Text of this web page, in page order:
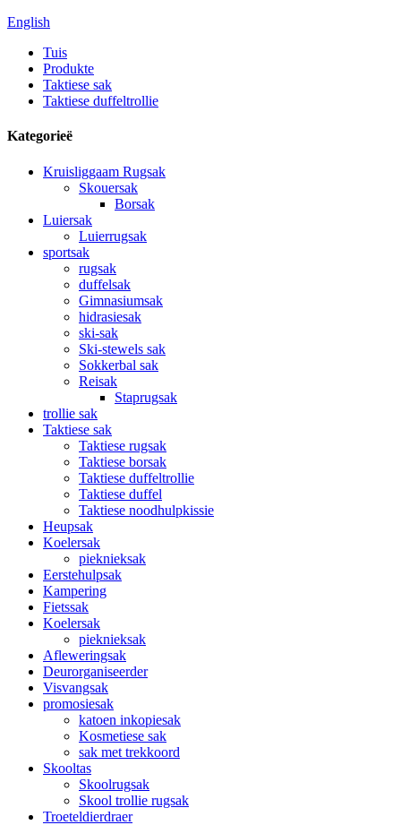
English
Tuis
Produkte
Taktiese sak
Taktiese duffeltrollie
Kategorieë
Kruisliggaam Rugsak
Skouersak
Borsak
Luiersak
Luierrugsak
sportsak
rugsak
duffelsak
Gimnasiumsak
hidrasiesak
ski-sak
Ski-stewels sak
Sokkerbal sak
Reisak
Staprugsak
trollie sak
Taktiese sak
Taktiese rugsak
Taktiese borsak
Taktiese duffeltrollie
Taktiese duffel
Taktiese noodhulpkissie
Heupsak
Koelersak
pieknieksak
Eerstehulpsak
Kampering
Fietssak
Koelersak
pieknieksak
Afleweringsak
Deurorganiseerder
Visvangsak
promosiesak
katoen inkopiesak
Kosmetiese sak
sak met trekkoord
Skooltas
Skoolrugsak
Skool trollie rugsak
Troeteldierdraer